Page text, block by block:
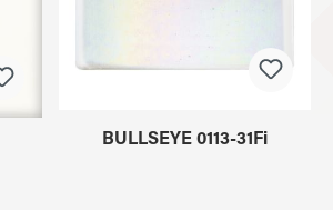
BULLSEYE 0113-31Fi